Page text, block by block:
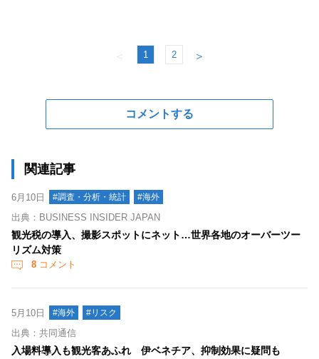
＜ 1 2 ＞
コメントする
関連記事
6月10日 #調査・分析・統計 #海外
出典：BUSINESS INSIDER JAPAN
観光税の導入、撮影スポットにネット…世界各地のオーバーツー
リズム対策
8 コメント
5月10日 #海外 #リスク
出典：共同通信
入場料導入も観光客あふれ 伊ベネチア、抑制効果に疑問も